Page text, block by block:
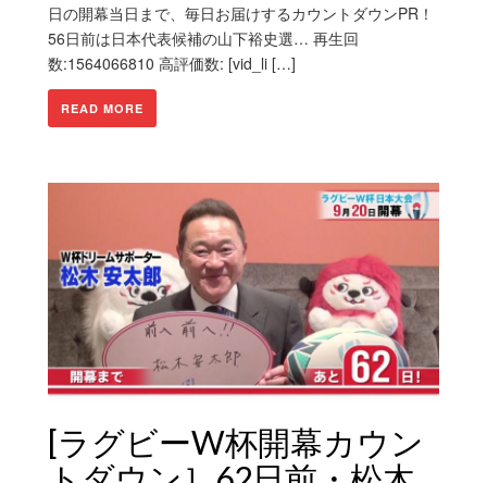
日の開幕当日まで、毎日お届けするカウントダウンPR！
56日前は日本代表候補の山下裕史選… 再生回
数:1564066810 高評価数: [vid_li […]
READ MORE
[ラグビーW杯開幕カウン